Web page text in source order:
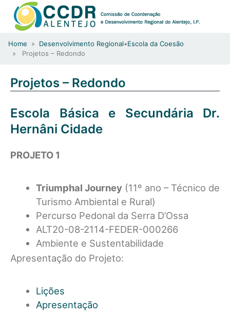
Home » Desenvolvimento Regional•Escola da Coesão
» Projetos – Redondo
Projetos – Redondo
Escola Básica e Secundária Dr.
Hernâni Cidade
PROJETO 1
Triumphal Journey (11º ano – Técnico de
Turismo Ambiental e Rural)
Percurso Pedonal da Serra D’Ossa
ALT20-08-2114-FEDER-000266
Ambiente e Sustentabilidade
Apresentação do Projeto:
Lições
Apresentação